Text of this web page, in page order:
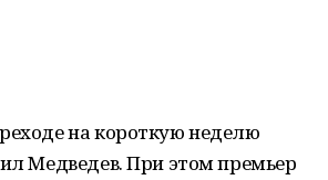
на короткую неделю
Медведев. При этом премьер